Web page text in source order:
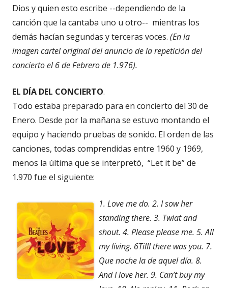
Dios y quien esto escribe --dependiendo de la
canción que la cantaba uno u otro-- mientras los
demás hacían segundas y terceras voces. (En la
imagen cartel original del anuncio de la repetición del
concierto el 6 de Febrero de 1.976).
EL DÍA DEL CONCIERTO.
Todo estaba preparado para en concierto del 30 de
Enero. Desde por la mañana se estuvo montando el
equipo y haciendo pruebas de sonido. El orden de las
canciones, todas comprendidas entre 1960 y 1969,
menos la última que se interpretó, “Let it be” de
1.970 fue el siguiente:
1. Love me do. 2. I sow her
standing there. 3. Twiat and
shout. 4. Please please me. 5. All
my living. 6Tilll there was you. 7.
Que noche la de aquel día. 8.
And I love her. 9. Can’t buy my